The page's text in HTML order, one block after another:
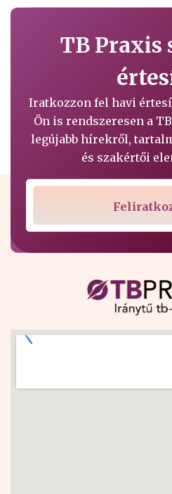
TB Praxis
Iratkozzon fel havi
Ön is rendszeresen a
legújabb hírekről,
és szakértői